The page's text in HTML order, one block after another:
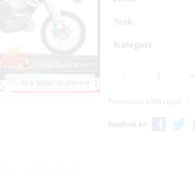
Vixion R Orange Line
click image to preview
Stok
Kategori
Pemesanan lebih cepat!
Bagikan ke